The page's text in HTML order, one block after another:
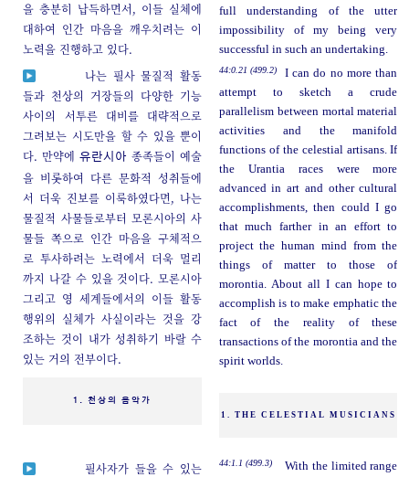
을 충분히 납득하면서, 이들 실체에
대하여 인간 마음을 깨우치려는 이
노력을 진행하고 있다.
full understanding of the utter
impossibility of my being very
successful in such an undertaking.
나는 필사 물질적 활동
들과 천상의 거장들의 다양한 기능
사이의 서투른 대비를 대략적으로
그려보는 시도만을 할 수 있을 뿐이
다. 만약에유란시아 종족들이 예술
을 비롯하여 다른 문화적 성취들에
서 더욱 진보를 이룩하였다면, 나는
물질적 사물들로부터 모론시아의 사
물들 쪽으로 인간 마음을 구체적으
로 투사하려는 노력에서 더욱 멀리
까지 나갈 수 있을 것이다. 모론시아
그리고 영 세계들에서의 이들 활동
행위의 실체가 사실이라는 것을 강
조하는 것이 내가 성취하기 바랄 수
있는 거의 전부이다.
44:0.21 (499.2)
I can do no more than
attempt to sketch a crude
parallelism between mortal material
activities and the manifold
functions of the celestial artisans. If
the Urantia races were more
advanced in art and other cultural
accomplishments, then could I go
that much farther in an effort to
project the human mind from the
things of matter to those of
morontia. About all I can hope to
accomplish is to make emphatic the
fact of the reality of these
transactions of the morontia and the
spirit worlds.
1. 천상의 음악가
1. THE CELESTIAL MUSICIANS
필사자가 들을 수 있는
44:1.1 (499.3)
With the limited range